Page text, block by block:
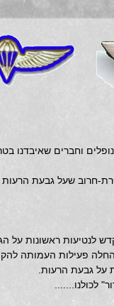
וחברים שאיבדנו
סיירת-חרוב שעל גבעת
על גבעת הרעות.
לכולנו.......